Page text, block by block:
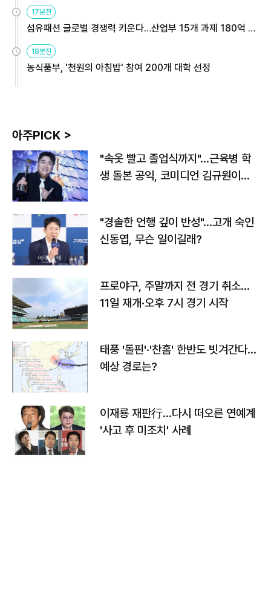
17분전
섬유패션 글로벌 경쟁력 키운다…산업부 15개 과제 180억 지
18분전
농식품부, '천원의 아침밥' 참여 200개 대학 선정
아주PICK >
"속옷 빨고 졸업식까지"…근육병 학
생 돌본 공익, 코미디언 김규원이었
"경솔한 언행 깊이 반성"…고개 숙인
신동엽, 무슨 일이길래?
프로야구, 주말까지 전 경기 취소…
11일 재개·오후 7시 경기 시작
태풍 '돌핀'·'찬홈' 한반도 빗겨간다…
예상 경로는?
이재룡 재판行…다시 떠오른 연예계
'사고 후 미조치' 사례